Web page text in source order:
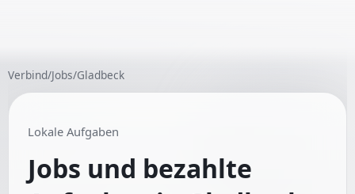
Verbind/Jobs/Gladbeck
Lokale Aufgaben
Jobs und bezahlte